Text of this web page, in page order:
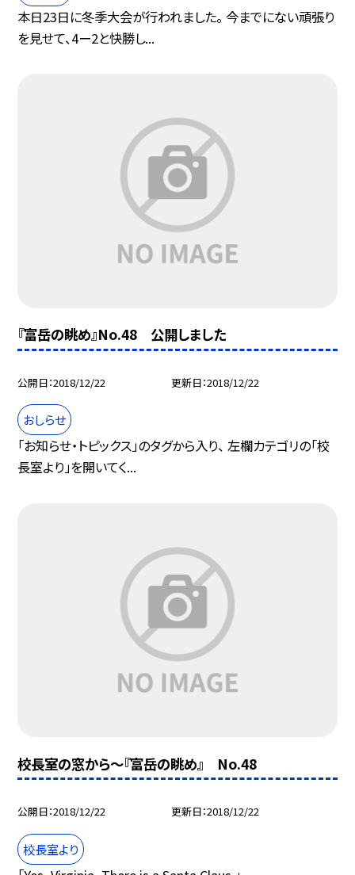
本日23日に冬季大会が行われました。 今までにない頑張り
を見せて、4ー2と快勝し...
『富岳の眺め』No.48 公開しました
公開日 2018/12/22 更新日 2018/12/22
おしらせ
「お知らせ・トピックス」のタグから入り、 左欄カテゴリの「校
長室より」を開いてく...
校長室の窓から〜『富岳の眺め』 No.48
公開日 2018/12/22 更新日 2018/12/22
校長室より